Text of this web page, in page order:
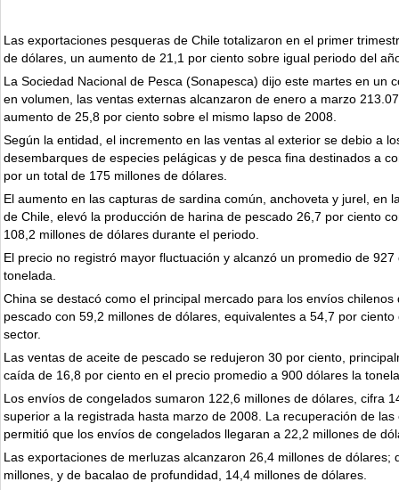
Las exportaciones pesqueras de Chile totalizaron en el primer
de dólares, un aumento de 21,1 por ciento sobre igual periodo del
La Sociedad Nacional de Pesca (Sonapesca) dijo este martes en un
en volumen, las ventas externas alcanzaron de enero a marzo
aumento de 25,8 por ciento sobre el mismo lapso de 2008.
Según la entidad, el incremento en las ventas al exterior se debio a
desembarques de especies pelágicas y de pesca fina destinados a
por un total de 175 millones de dólares.
El aumento en las capturas de sardina común, anchoveta y jurel, en
de Chile, elevó la producción de harina de pescado 26,7 por ciento
108,2 millones de dólares durante el periodo.
El precio no registró mayor fluctuación y alcanzó un promedio de 927
tonelada.
China se destacó como el principal mercado para los envíos chilenos
pescado con 59,2 millones de dólares, equivalentes a 54,7 por ciento
sector.
Las ventas de aceite de pescado se redujeron 30 por ciento,
caída de 16,8 por ciento en el precio promedio a 900 dólares la
Los envíos de congelados sumaron 122,6 millones de dólares, cifra
superior a la registrada hasta marzo de 2008. La recuperación de las
permitió que los envíos de congelados llegaran a 22,2 millones de
Las exportaciones de merluzas alcanzaron 26,4 millones de dólares;
millones, y de bacalao de profundidad, 14,4 millones de dólares.